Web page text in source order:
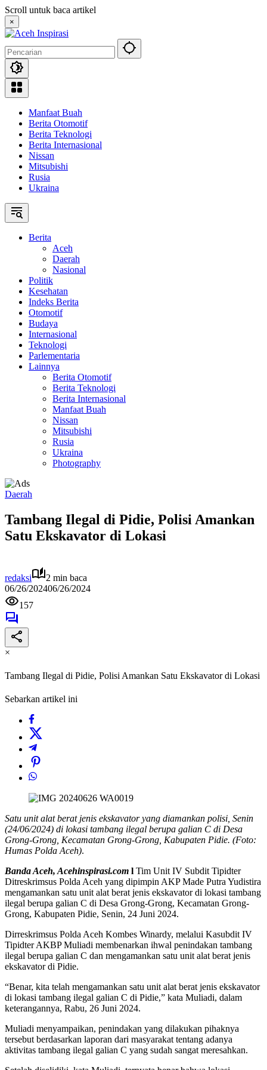
Langsung
ke
konten
Scroll untuk baca artikel
×
Manfaat Buah
Berita Otomotif
Berita Teknologi
Berita Internasional
Nissan
Mitsubishi
Rusia
Ukraina
Berita
Aceh
Daerah
Nasional
Politik
Kesehatan
Indeks Berita
Otomotif
Budaya
Internasional
Teknologi
Parlementaria
Lainnya
Berita Otomotif
Berita Teknologi
Berita Internasional
Manfaat Buah
Nissan
Mitsubishi
Rusia
Ukraina
Photography
Daerah
Tambang Ilegal di Pidie, Polisi Amankan
Satu Ekskavator di Lokasi
redaksi
2 min baca
06/26/202406/26/2024
157
×
Tambang Ilegal di Pidie, Polisi Amankan Satu Ekskavator di Lokasi
Sebarkan artikel ini
Satu unit alat berat jenis ekskavator yang diamankan polisi, Senin
(24/06/2024) di lokasi tambang ilegal berupa galian C di Desa
Grong-Grong, Kecamatan Grong-Grong, Kabupaten Pidie. (Foto:
Humas Polda Aceh).
Banda Aceh, Acehinspirasi.com l Tim Unit IV Subdit Tipidter
Ditreskrimsus Polda Aceh yang dipimpin AKP Made Putra Yudistira
mengamankan satu unit alat berat jenis ekskavator di lokasi tambang
ilegal berupa galian C di Desa Grong-Grong, Kecamatan Grong-
Grong, Kabupaten Pidie, Senin, 24 Juni 2024.
Dirreskrimsus Polda Aceh Kombes Winardy, melalui Kasubdit IV
Tipidter AKBP Muliadi membenarkan ihwal penindakan tambang
ilegal berupa galian C dan mengamankan satu unit alat berat jenis
ekskavator di Pidie.
“Benar, kita telah mengamankan satu unit alat berat jenis ekskavator
di lokasi tambang ilegal galian C di Pidie,” kata Muliadi, dalam
keterangannya, Rabu, 26 Juni 2024.
Muliadi menyampaikan, penindakan yang dilakukan pihaknya
tersebut berdasarkan laporan dari masyarakat tentang adanya
aktivitas tambang ilegal galian C yang sudah sangat meresahkan.